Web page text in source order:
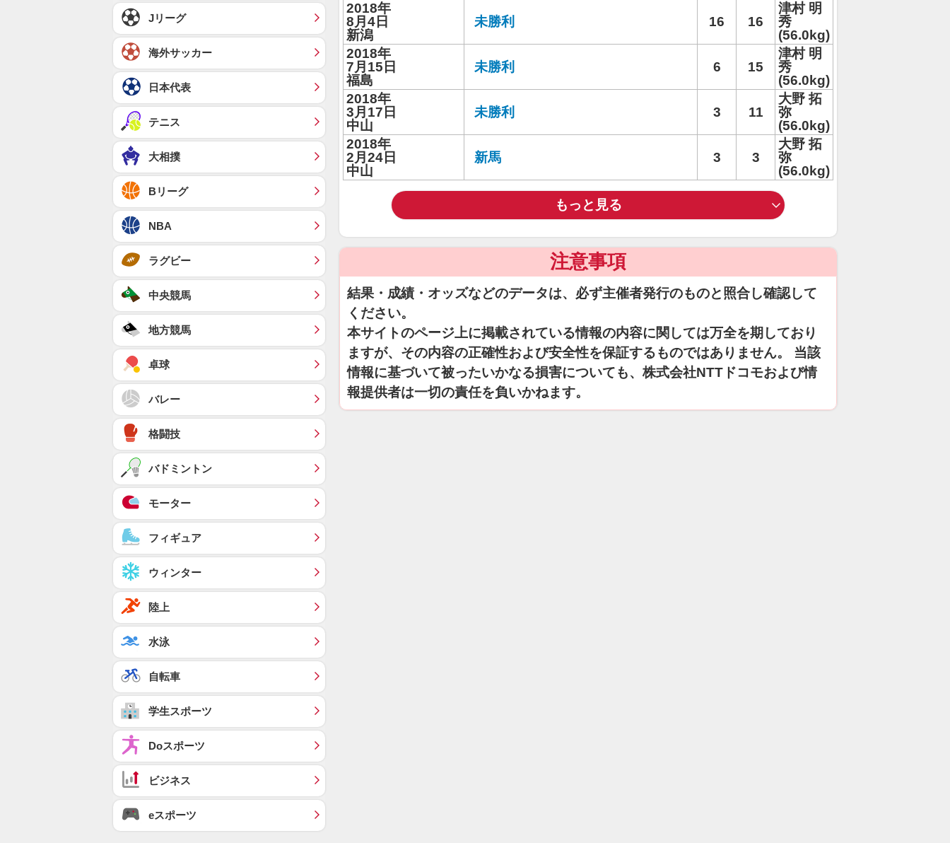
2018年
8月4日
新潟
未勝利 16 16
津村 明
秀
(56.0kg)
2018年
7月15日
福島
未勝利 6 15
津村 明
秀
(56.0kg)
2018年
3月17日
中山
未勝利 3 11
大野 拓
弥
(56.0kg)
2018年
2月24日
中山
新馬 3 3
大野 拓
弥
(56.0kg)
もっと見る
注意事項
結果・成績・オッズなどのデータは、必ず主催者発行のものと照合し確認して
ください。
本サイトのページ上に掲載されている情報の内容に関しては万全を期しており
ますが、その内容の正確性および安全性を保証するものではありません。 当該
情報に基づいて被ったいかなる損害についても、株式会社NTTドコモおよび情
報提供者は一切の責任を負いかねます。
Jリーグ
海外サッカー
日本代表
テニス
大相撲
Bリーグ
NBA
ラグビー
中央競馬
地方競馬
卓球
バレー
格闘技
バドミントン
モーター
フィギュア
ウィンター
陸上
水泳
自転車
学生スポーツ
Doスポーツ
ビジネス
eスポーツ